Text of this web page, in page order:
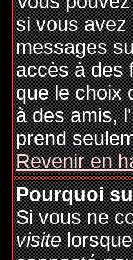
si vous avez
messages
accès à des
que le choix
à des amis,
prend
Revenir en
Pourquoi
Si vous ne
visitelorsque